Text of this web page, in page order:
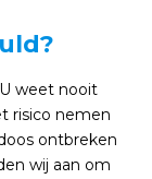
weet nooit
risico nemen
ontbreken
wij aan om